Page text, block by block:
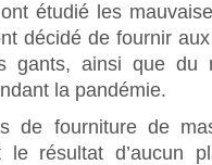
étudié les
décidé de fournir
gants, ainsi que du
la pandémie.
de fourniture de
le résultat d’aucun